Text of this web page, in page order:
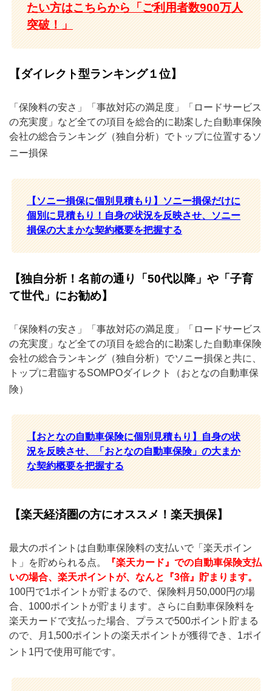
たい方はこちらから「ご利用者数900万人
突破！」
【ダイレクト型ランキング１位】
「保険料の安さ」「事故対応の満足度」「ロードサービス
の充実度」など全ての項目を総合的に勘案した自動車保険
会社の総合ランキング（独自分析）でトップに位置するソ
ニー損保
【ソニー損保に個別見積もり】ソニー損保だけに
個別に見積もり！自身の状況を反映させ、ソニー
損保の大まかな契約概要を把握する
【独自分析！名前の通り「50代以降」や「子育
て世代」にお勧め】
「保険料の安さ」「事故対応の満足度」「ロードサービス
の充実度」など全ての項目を総合的に勘案した自動車保険
会社の総合ランキング（独自分析）でソニー損保と共に、
トップに君臨するSOMPOダイレクト（おとなの自動車保
険）
【おとなの自動車保険に個別見積もり】自身の状
況を反映させ、「おとなの自動車保険」の大まか
な契約概要を把握する
【楽天経済圏の方にオススメ！楽天損保】
最大のポイントは自動車保険料の支払いで「楽天ポイン
ト」を貯められる点。
『楽天カード』での自動車保険支払
いの場合、楽天ポイントが、なんと『3倍』貯まります。
100円で1ポイントが貯まるので、保険料月50,000円の場
合、1000ポイントが貯まります。さらに自動車保険料を
楽天カードで支払った場合、プラスで500ポイント貯まる
ので、月1,500ポイントの楽天ポイントが獲得でき、1ポイ
ント1円で使用可能です。